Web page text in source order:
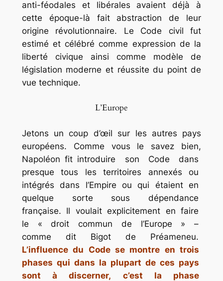
anti-féodales et libérales avaient déjà à
cette époque-là fait abstraction de leur
origine révolutionnaire. Le Code civil fut
estimé et célébré comme expression de la
liberté civique ainsi comme modèle de
législation moderne et réussite du point de
vue technique.
L’Europe
Jetons un coup d’œil sur les autres pays
européens. Comme vous le savez bien,
Napoléon fit introduire son Code dans
presque tous les territoires annexés ou
intégrés dans l’Empire ou qui étaient en
quelque sorte sous dépendance
française. Il voulait explicitement en faire
le « droit commun de l’Europe » –
comme dit Bigot de Préameneu.
L’influence du Code se montre en trois
phases qui dans la plupart de ces pays
sont à discerner, c’est la phase